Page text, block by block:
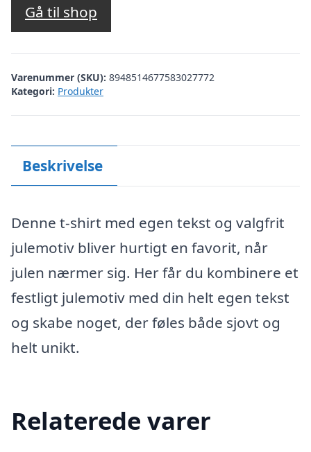
Gå til shop
Varenummer (SKU): 8948514677583027772
Kategori: Produkter
Beskrivelse
Denne t-shirt med egen tekst og valgfrit
julemotiv bliver hurtigt en favorit, når
julen nærmer sig. Her får du kombinere et
festligt julemotiv med din helt egen tekst
og skabe noget, der føles både sjovt og
helt unikt.
Relaterede varer